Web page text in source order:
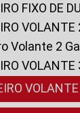
FIXO DE
Volante 2